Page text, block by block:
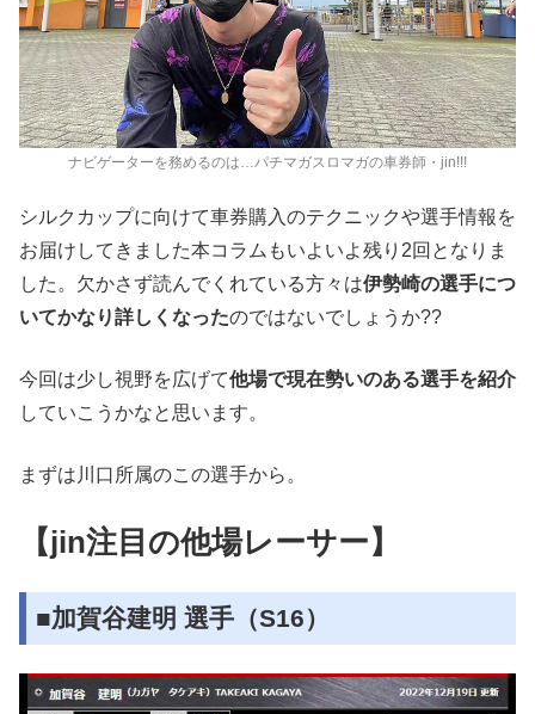
ナビゲーターを務めるのは…パチマガスロマガの車券師・jin!!!
シルクカップに向けて車券購入のテクニックや選手情報を
お届けしてきました本コラムもいよいよ残り2回となりま
した。欠かさず読んでくれている方々は伊勢崎の選手につ
いてかなり詳しくなったのではないでしょうか??
今回は少し視野を広げて他場で現在勢いのある選手を紹介
していこうかなと思います。
まずは川口所属のこの選手から。
【jin注目の他場レーサー】
■加賀谷建明 選手（S16）